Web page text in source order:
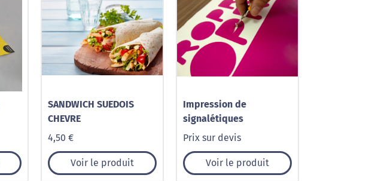
SANDWICH SUEDOIS
CHEVRE
4,50 €
Voir le produit
Impression de
signalétiques
Prix sur devis
Voir le produit